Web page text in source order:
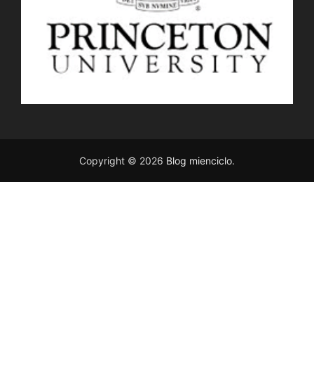
Copyright © 2026 Blog mienciclo.